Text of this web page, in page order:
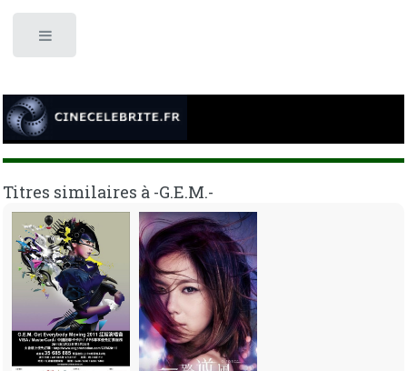
Titres similaires à -G.E.M.-